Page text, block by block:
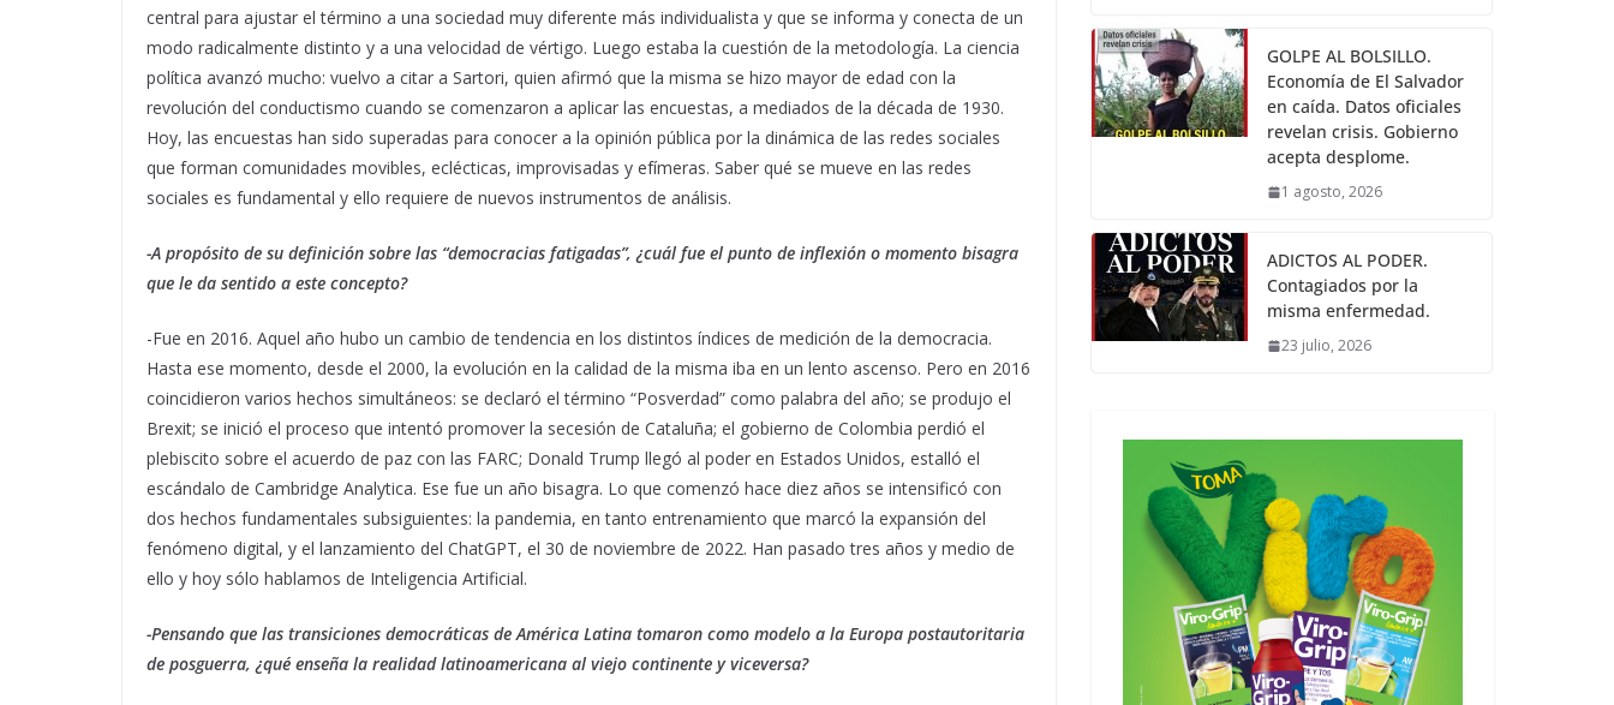
central para ajustar el término a una sociedad muy diferente más individualista y que se informa y conecta de un
modo radicalmente distinto y a una velocidad de vértigo. Luego estaba la cuestión de la metodología. La ciencia
política avanzó mucho: vuelvo a citar a Sartori, quien afirmó que la misma se hizo mayor de edad con la
revolución del conductismo cuando se comenzaron a aplicar las encuestas, a mediados de la década de 1930.
Hoy, las encuestas han sido superadas para conocer a la opinión pública por la dinámica de las redes sociales
que forman comunidades movibles, eclécticas, improvisadas y efímeras. Saber qué se mueve en las redes
sociales es fundamental y ello requiere de nuevos instrumentos de análisis.
-A propósito de su definición sobre las “democracias fatigadas”, ¿cuál fue el punto de inflexión o momento bisagra
que le da sentido a este concepto?
-Fue en 2016. Aquel año hubo un cambio de tendencia en los distintos índices de medición de la democracia.
Hasta ese momento, desde el 2000, la evolución en la calidad de la misma iba en un lento ascenso. Pero en 2016
coincidieron varios hechos simultáneos: se declaró el término “Posverdad” como palabra del año; se produjo el
Brexit; se inició el proceso que intentó promover la secesión de Cataluña; el gobierno de Colombia perdió el
plebiscito sobre el acuerdo de paz con las FARC; Donald Trump llegó al poder en Estados Unidos, estalló el
escándalo de Cambridge Analytica. Ese fue un año bisagra. Lo que comenzó hace diez años se intensificó con
dos hechos fundamentales subsiguientes: la pandemia, en tanto entrenamiento que marcó la expansión del
fenómeno digital, y el lanzamiento del ChatGPT, el 30 de noviembre de 2022. Han pasado tres años y medio de
ello y hoy sólo hablamos de Inteligencia Artificial.
-Pensando que las transiciones democráticas de América Latina tomaron como modelo a la Europa postautoritaria
de posguerra, ¿qué enseña la realidad latinoamericana al viejo continente y viceversa?
GOLPE AL BOLSILLO.
Economía de El Salvador
en caída. Datos oficiales
revelan crisis. Gobierno
acepta desplome.
1 agosto, 2026
ADICTOS AL PODER.
Contagiados por la
misma enfermedad.
23 julio, 2026